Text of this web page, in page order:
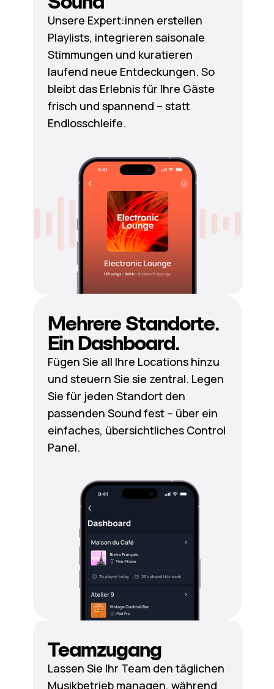
Unsere Expert:innen erstellen
Playlists, integrieren saisonale
Stimmungen und kuratieren
laufend neue Entdeckungen. So
bleibt das Erlebnis für Ihre Gäste
frisch und spannend – statt
Endlosschleife.
Mehrere Standorte.
Ein Dashboard.
Fügen Sie all Ihre Locations hinzu
und steuern Sie sie zentral. Legen
Sie für jeden Standort den
passenden Sound fest – über ein
einfaches, übersichtliches Control
Panel.
Teamzugang
Lassen Sie Ihr Team den täglichen
Musikbetrieb managen, während